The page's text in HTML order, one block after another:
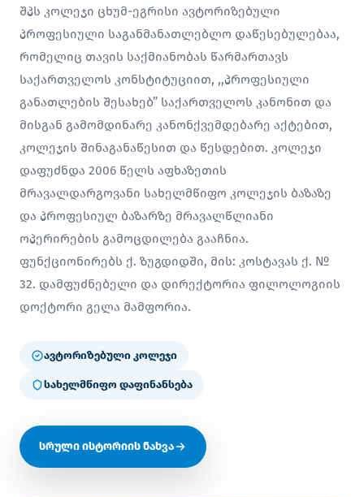
შპს კოლეჯი ცხუმ-ეგრისი ავტორიზებული
პროფესიული საგანმანათლებლო დაწესებულებაა,
რომელიც თავის საქმიანობას წარმართავს
საქართველოს კონსტიტუციით, ,,პროფესიული
განათლების შესახებ” საქართველოს კანონით და
მისგან გამომდინარე კანონქვემდებარე აქტებით,
კოლეჯის შინაგანაწესით და წესდებით. კოლეჯი
დაფუძნდა 2006 წელს აფხაზეთის
მრავალდარგოვანი სახელმწიფო კოლეჯის ბაზაზე
და პროფესიულ ბაზარზე მრავალწლიანი
ოპერირების გამოცდილება გააჩნია.
ფუნქციონირებს ქ. ზუგდიდში, მის: კოსტავას ქ. №
32. დამფუძნებელი და დირექტორია ფილოლოგიის
დოქტორი გელა მამფორია.
ავტორიზებული კოლეჯი
სახელმწიფო დაფინანსება
სრული ისტორიის ნახვა